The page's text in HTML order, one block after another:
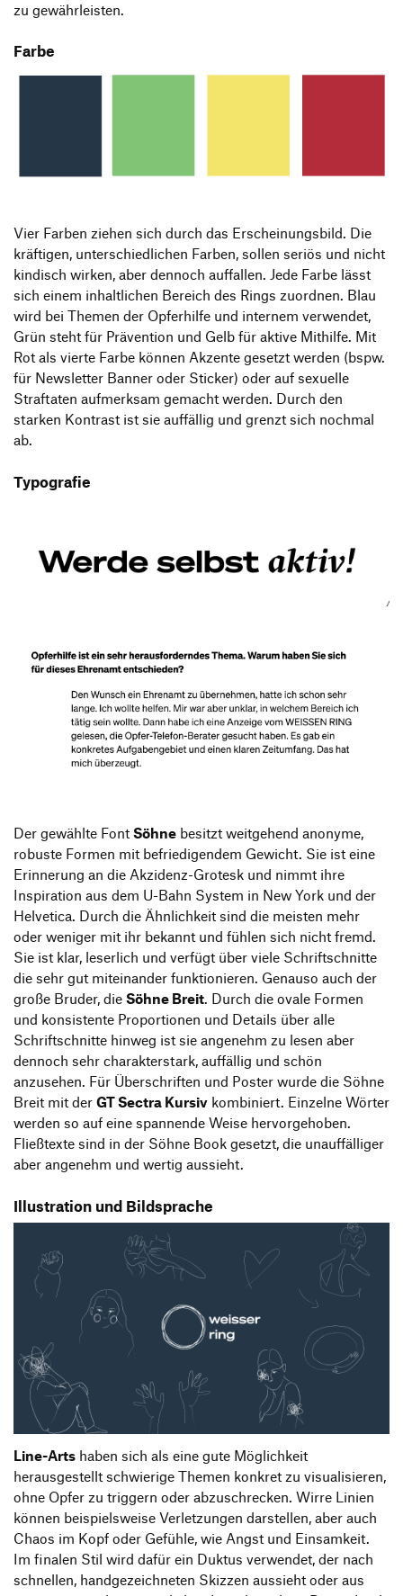
zu gewährleisten.
Farbe
Vier Farben ziehen sich durch das Erscheinungsbild. Die
kräftigen, unterschiedlichen Farben, sollen seriös und nicht
kindisch wirken, aber dennoch auffallen. Jede Farbe lässt
sich einem inhaltlichen Bereich des Rings zuordnen. Blau
wird bei Themen der Opferhilfe und internem verwendet,
Grün steht für Prävention und Gelb für aktive Mithilfe. Mit
Rot als vierte Farbe können Akzente gesetzt werden (bspw.
für Newsletter Banner oder Sticker) oder auf sexuelle
Straftaten aufmerksam gemacht werden. Durch den
starken Kontrast ist sie auffällig und grenzt sich nochmal
ab.
Typografie
Der gewählte Font Söhne besitzt weitgehend anonyme,
robuste Formen mit befriedigendem Gewicht. Sie ist eine
Erinnerung an die Akzidenz-Grotesk und nimmt ihre
Inspiration aus dem U-Bahn System in New York und der
Helvetica. Durch die Ähnlichkeit sind die meisten mehr
oder weniger mit ihr bekannt und fühlen sich nicht fremd.
Sie ist klar, leserlich und verfügt über viele Schriftschnitte
die sehr gut miteinander funktionieren. Genauso auch der
große Bruder, die Söhne Breit. Durch die ovale Formen
und konsistente Proportionen und Details über alle
Schriftschnitte hinweg ist sie angenehm zu lesen aber
dennoch sehr charakterstark, auffällig und schön
anzusehen. Für Überschriften und Poster wurde die Söhne
Breit mit der GT Sectra Kursiv kombiniert. Einzelne Wörter
werden so auf eine spannende Weise hervorgehoben.
Fließtexte sind in der Söhne Book gesetzt, die unauffälliger
aber angenehm und wertig aussieht.
Illustration und Bildsprache
Line-Arts haben sich als eine gute Möglichkeit
herausgestellt schwierige Themen konkret zu visualisieren,
ohne Opfer zu triggern oder abzuschrecken. Wirre Linien
können beispielsweise Verletzungen darstellen, aber auch
Chaos im Kopf oder Gefühle, wie Angst und Einsamkeit.
Im finalen Stil wird dafür ein Duktus verwendet, der nach
schnellen, handgezeichneten Skizzen aussieht oder aus